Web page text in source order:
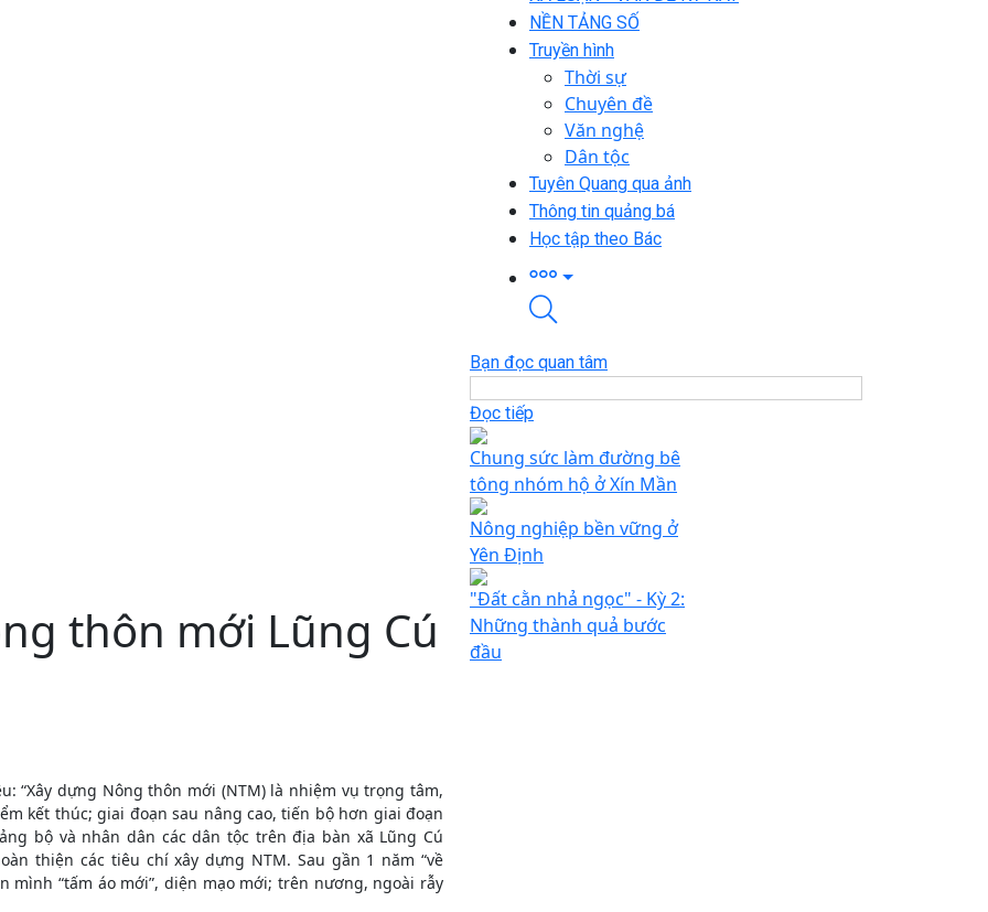
NỀN TẢNG SỐ
Truyền hình
Thời sự
Chuyên đề
Văn nghệ
Dân tộc
Tuyên Quang qua ảnh
Thông tin quảng bá
Học tập theo Bác
thôn mới Lũng Cú
“Xây dựng Nông thôn mới (NTM) là nhiệm vụ trọng tâm,
kết thúc; giai đoạn sau nâng cao, tiến bộ hơn giai đoạn
bộ và nhân dân các dân tộc trên địa bàn xã Lũng Cú
thiện các tiêu chí xây dựng NTM. Sau gần 1 năm “về
mình “tấm áo mới”, diện mạo mới; trên nương, ngoài rẫy
Bạn đọc quan tâm
Đọc tiếp
Chung sức làm đường bê
tông nhóm hộ ở Xín Mần
Nông nghiệp bền vững ở
Yên Định
"Đất cằn nhả ngọc" - Kỳ 2:
Những thành quả bước
đầu